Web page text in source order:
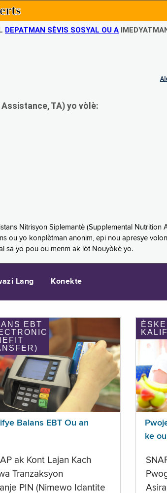
DEPATMAN SÈVIS SOSYAL OU A
TA) yo vòlè:
Nitrisyon Siplemantè (Supplemental Nutrition
ou yo konplètman anonim, epi nou apresye
sa yo pou ou menm ak lòt Nouyòkè yo.
Lang Konekte
EBT
Balans EBT Ou an
ak Kont Lajan Kach
Tranzaksyon
PIN (Nimewo Idantite
ke